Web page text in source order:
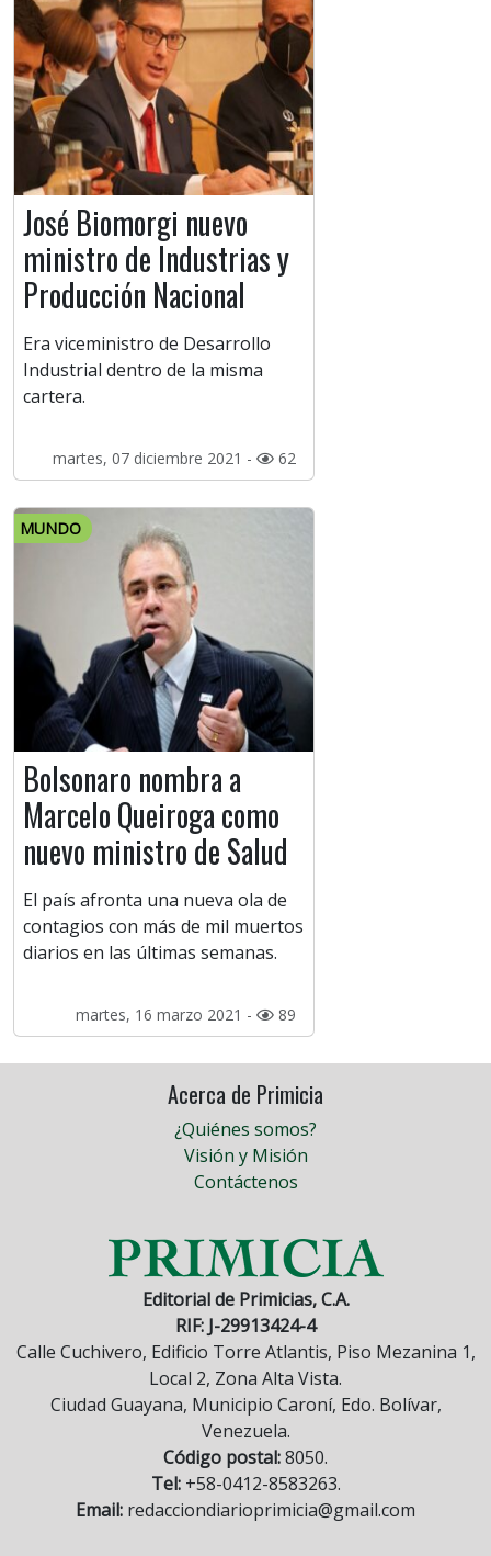
José Biomorgi nuevo
ministro de Industrias y
Producción Nacional
Era viceministro de Desarrollo
Industrial dentro de la misma
cartera.
martes, 07 diciembre 2021 - 62
MUNDO
Bolsonaro nombra a
Marcelo Queiroga como
nuevo ministro de Salud
El país afronta una nueva ola de
contagios con más de mil muertos
diarios en las últimas semanas.
martes, 16 marzo 2021 - 89
Acerca de Primicia
¿Quiénes somos?
Visión y Misión
Contáctenos
Editorial de Primicias, C.A.
RIF: J-29913424-4
Calle Cuchivero, Edificio Torre Atlantis, Piso Mezanina 1,
Local 2, Zona Alta Vista.
Ciudad Guayana, Municipio Caroní, Edo. Bolívar,
Venezuela.
Código postal:8050.
Tel:+58-0412-8583263.
Email: redacciondiarioprimicia@gmail.com